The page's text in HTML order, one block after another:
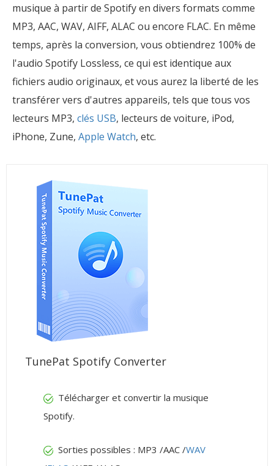
musique à partir de Spotify en divers formats comme
MP3, AAC, WAV, AIFF, ALAC ou encore FLAC. En même
temps, après la conversion, vous obtiendrez 100% de
l'audio Spotify Lossless, ce qui est identique aux
fichiers audio originaux, et vous aurez la liberté de les
transférer vers d'autres appareils, tels que tous vos
lecteurs MP3, clés USB, lecteurs de voiture, iPod,
iPhone, Zune, Apple Watch, etc.
TunePat Spotify Converter
Télécharger et convertir la musique
Spotify.
Sorties possibles : MP3 /AAC /WAV